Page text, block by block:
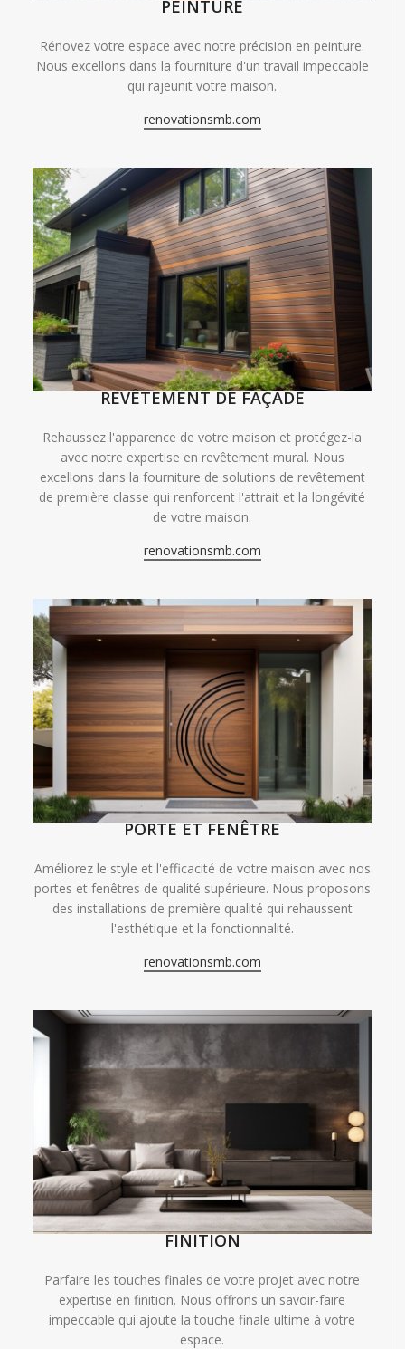
PEINTURE
Rénovez votre espace avec notre précision en peinture.
Nous excellons dans la fourniture d'un travail impeccable
qui rajeunit votre maison.
renovationsmb.com
REVÊTEMENT DE FAÇADE
Rehaussez l'apparence de votre maison et protégez-la
avec notre expertise en revêtement mural. Nous
excellons dans la fourniture de solutions de revêtement
de première classe qui renforcent l'attrait et la longévité
de votre maison.
renovationsmb.com
PORTE ET FENÊTRE
Améliorez le style et l'efficacité de votre maison avec nos
portes et fenêtres de qualité supérieure. Nous proposons
des installations de première qualité qui rehaussent
l'esthétique et la fonctionnalité.
renovationsmb.com
FINITION
Parfaire les touches finales de votre projet avec notre
expertise en finition. Nous offrons un savoir-faire
impeccable qui ajoute la touche finale ultime à votre
espace.